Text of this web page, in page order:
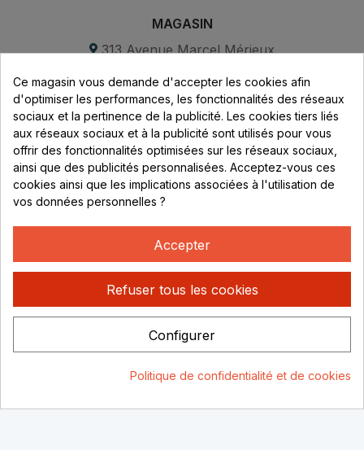
MAGASIN
313 Avenue Marcel Mérieux
69530 Brignais
Lundi au vendredi :
8h - 16h
uniquement sur Rendez-vous
CONTACT
04 78 37 00 68
contact@rhonephilatelie.fr
Un site conçu par :
Ce magasin vous demande d'accepter les cookies afin
d'optimiser les performances, les fonctionnalités des réseaux
sociaux et la pertinence de la publicité. Les cookies tiers liés
aux réseaux sociaux et à la publicité sont utilisés pour vous
offrir des fonctionnalités optimisées sur les réseaux sociaux,
ainsi que des publicités personnalisées. Acceptez-vous ces
cookies ainsi que les implications associées à l'utilisation de
vos données personnelles ?
Accepter
Refuser tous les cookies
Configurer
Politique de confidentialité et de cookies